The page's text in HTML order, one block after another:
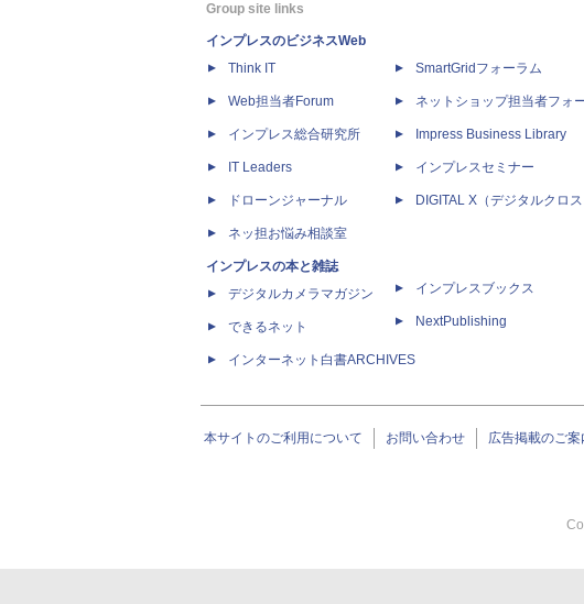
Group site links
インプレスのビジネスWeb
Think IT
Web担当者Forum
インプレス総合研究所
IT Leaders
ドローンジャーナル
ネッ担お悩み相談室
インプレスの本と雑誌
デジタルカメラマガジン
できるネット
インターネット白書ARCHIVES
SmartGridフォーラム
ネットショップ担当者フォ
Impress Business Library
インプレスセミナー
DIGITAL X（デジタルクロス
インプレスブックス
NextPublishing
本サイトのご利用について お問い合わせ 広告掲載のご案